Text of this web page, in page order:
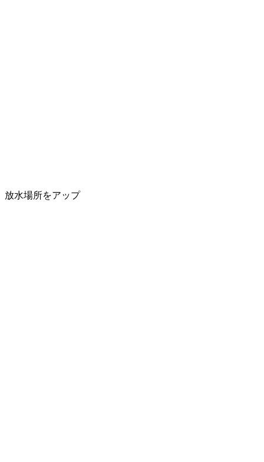
放水場所をアップ